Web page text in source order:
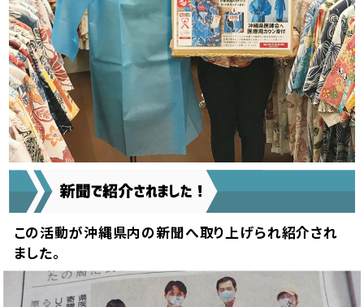
この活動が沖縄県内の新聞へ取り上げられ紹介され
ました。